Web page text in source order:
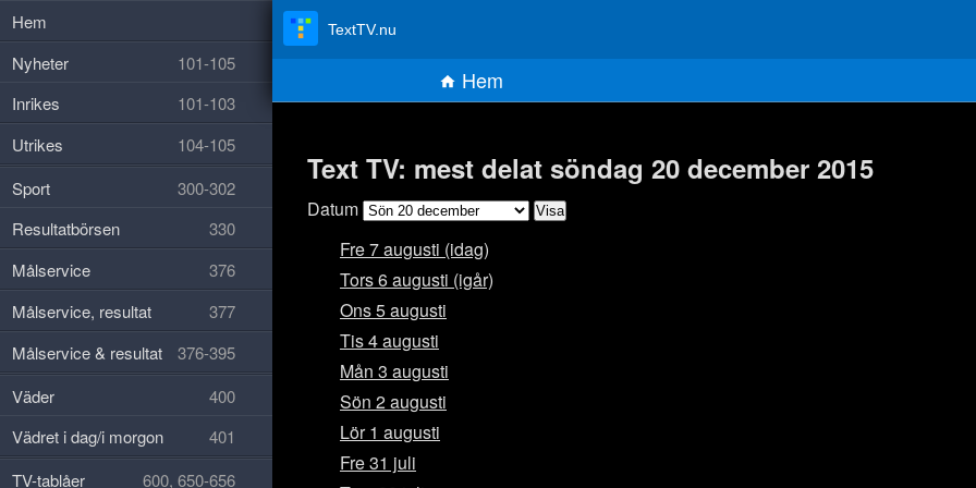
Text TV: mest delat söndag 20 december 2015
Datum
Fre 7 augusti (idag)
Tors 6 augusti (igår)
Ons 5 augusti
Tis 4 augusti
Mån 3 augusti
Sön 2 augusti
Lör 1 augusti
Fre 31 juli
TextTV.nu
Hem
Hem
Nyheter
101-105
Inrikes
101-103
Utrikes
104-105
Sport
300-302
Resultatbörsen
330
Målservice
376
Målservice, resultat
377
Målservice & resultat
376-395
Väder
400
Vädret i dag/i morgon
401
TV-tablåer
600, 650-656